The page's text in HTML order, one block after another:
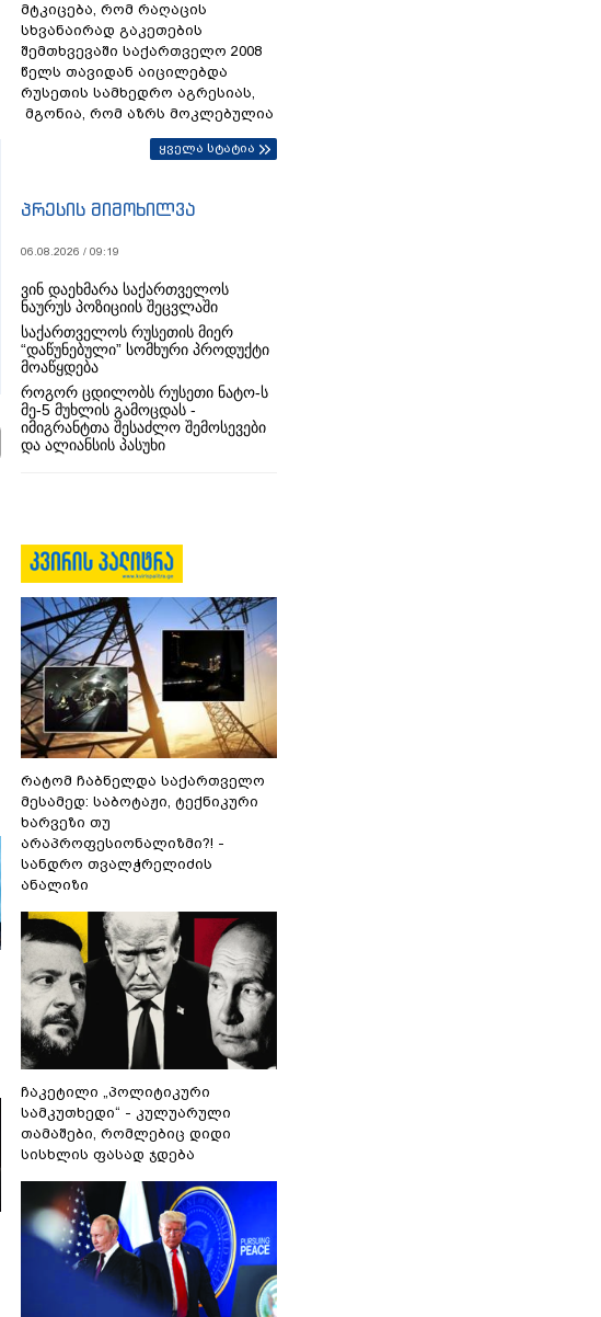
მტკიცება, რომ რაღაცის
სხვანაირად გაკეთების
შემთხვევაში საქართველო 2008
წელს თავიდან აიცილებდა
რუსეთის სამხედრო აგრესიას,
მგონია, რომ აზრს მოკლებულია
ყველა სტატია
პრესის მიმოხილვა
06.08.2026 / 09:19
ვინ დაეხმარა საქართველოს
ნაურუს პოზიციის შეცვლაში
საქართველოს რუსეთის მიერ
“დაწუნებული” სომხური პროდუქტი
მოაწყდება
როგორ ცდილობს რუსეთი ნატო-ს
მე-5 მუხლის გამოცდას -
იმიგრანტთა შესაძლო შემოსევები
და ალიანსის პასუხი
რატომ ჩაბნელდა საქართველო
მესამედ: საბოტაჟი, ტექნიკური
ხარვეზი თუ
არაპროფესიონალიზმი?! -
სანდრო თვალჭრელიძის
ანალიზი
ჩაკეტილი „პოლიტიკური
სამკუთხედი“ - კულუარული
თამაშები, რომლებიც დიდი
სისხლის ფასად ჯდება